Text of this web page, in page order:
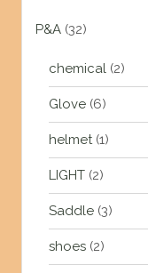
P&A(32)
chemical(2)
Glove(6)
helmet(1)
LIGHT(2)
Saddle(3)
shoes(2)